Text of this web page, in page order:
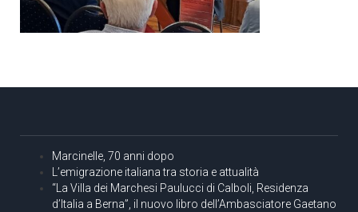
Marcinelle, 70 anni dopo
L’emigrazione italiana tra storia e attualità
“La Villa dei Marchesi Paulucci di Calboli, Residenza
d’Italia a Berna”, il nuovo libro dell’Ambasciatore Gaetano